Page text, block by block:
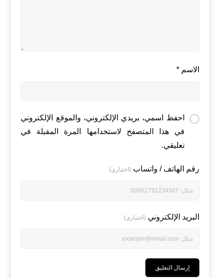
الاسم*
احفظ اسمي، بريدي الإلكتروني، والموقع الإلكتروني
في هذا المتصفح لاستخدامها المرة المقبلة في
تعليقي.
رقم الهاتف / واتساب (اختياري)
البريد الإلكتروني (اختياري)